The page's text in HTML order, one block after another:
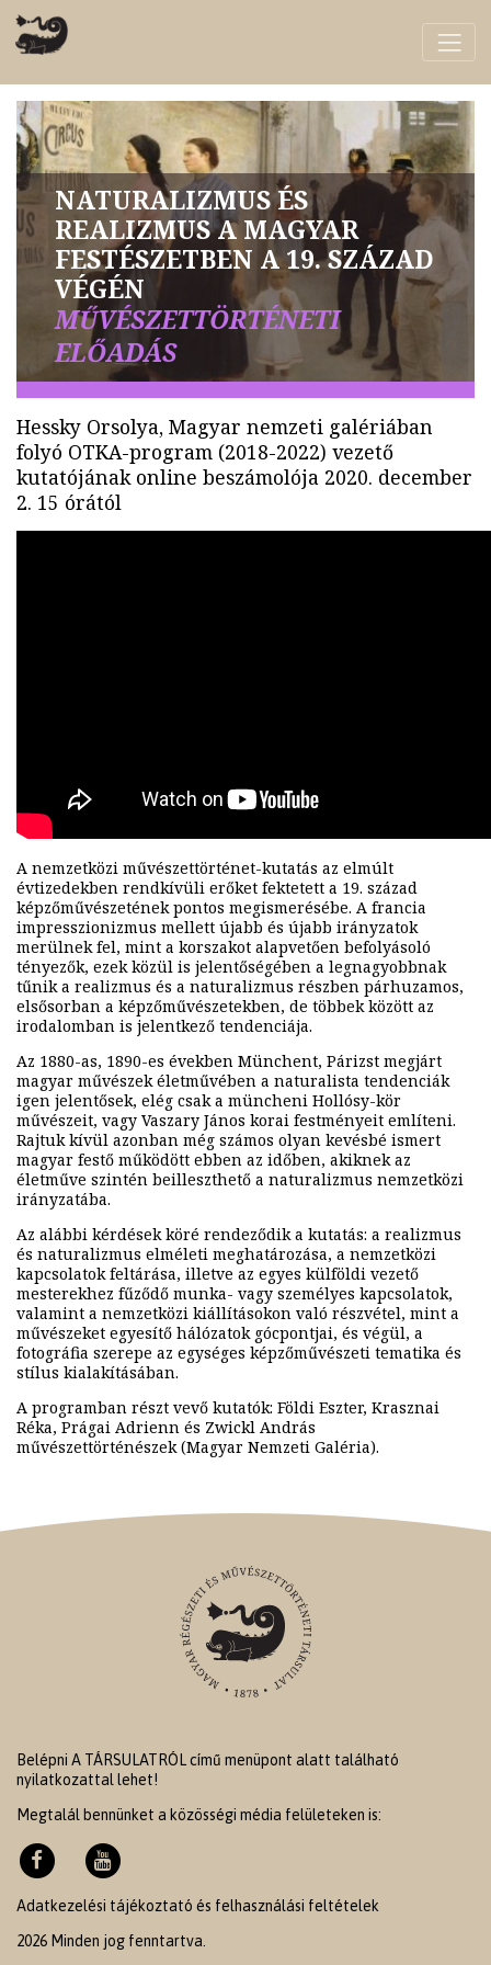
NATURALIZMUS ÉS
REALIZMUS A MAGYAR
FESTÉSZETBEN A 19. SZÁZAD
VÉGÉN
MŰVÉSZETTÖRTÉNETI
ELŐADÁS
Hessky Orsolya, Magyar nemzeti galériában
folyó OTKA-program (2018-2022) vezető
kutatójának online beszámolója 2020. december
2. 15 órától
A nemzetközi művészettörténet-kutatás az elmúlt
évtizedekben rendkívüli erőket fektetett a 19. század
képzőművészetének pontos megismerésébe. A francia
impresszionizmus mellett újabb és újabb irányzatok
merülnek fel, mint a korszakot alapvetően befolyásoló
tényezők, ezek közül is jelentőségében a legnagyobbnak
tűnik a realizmus és a naturalizmus részben párhuzamos,
elsősorban a képzőművészetekben, de többek között az
irodalomban is jelentkező tendenciája.
Az 1880-as, 1890-es években Münchent, Párizst megjárt
magyar művészek életművében a naturalista tendenciák
igen jelentősek, elég csak a müncheni Hollósy-kör
művészeit, vagy Vaszary János korai festményeit említeni.
Rajtuk kívül azonban még számos olyan kevésbé ismert
magyar festő működött ebben az időben, akiknek az
életműve szintén beilleszthető a naturalizmus nemzetközi
irányzatába.
Az alábbi kérdések köré rendeződik a kutatás: a realizmus
és naturalizmus elméleti meghatározása, a nemzetközi
kapcsolatok feltárása, illetve az egyes külföldi vezető
mesterekhez fűződő munka- vagy személyes kapcsolatok,
valamint a nemzetközi kiállításokon való részvétel, mint a
művészeket egyesítő hálózatok gócpontjai, és végül, a
fotográfia szerepe az egységes képzőművészeti tematika és
stílus kialakításában.
A programban részt vevő kutatók: Földi Eszter, Krasznai
Réka, Prágai Adrienn és Zwickl András
művészettörténészek (Magyar Nemzeti Galéria).
Belépni A TÁRSULATRÓL című menüpont alatt található
nyilatkozattal lehet!
Megtalál bennünket a közösségi média felületeken is:
Adatkezelési tájékoztató és felhasználási feltételek
2026 Minden jog fenntartva.